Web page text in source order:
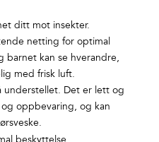
ditt mot insekter.
netting for optimal
barnet kan se hverandre,
med frisk luft.
understellet. Det er lett og
oppbevaring, og kan
beskyttelse